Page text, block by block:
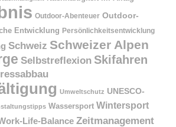
Outdoor-Abenteuer Outdoor-
Entwicklung Persönlichkeitsentwicklung
Schweiz Schweizer Alpen
Selbstreflexion Skifahren
Umweltschutz UNESCO-
Wassersport Wintersport
Life-Balance Zeitmanagement